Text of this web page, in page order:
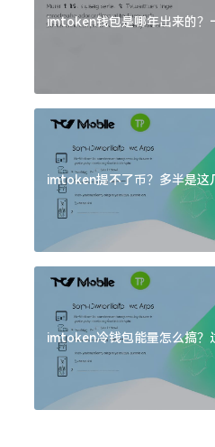
imtoken钱包是哪年出来的？
imtoken提不了币？多半是这
imtoken冷钱包能量怎么搞？